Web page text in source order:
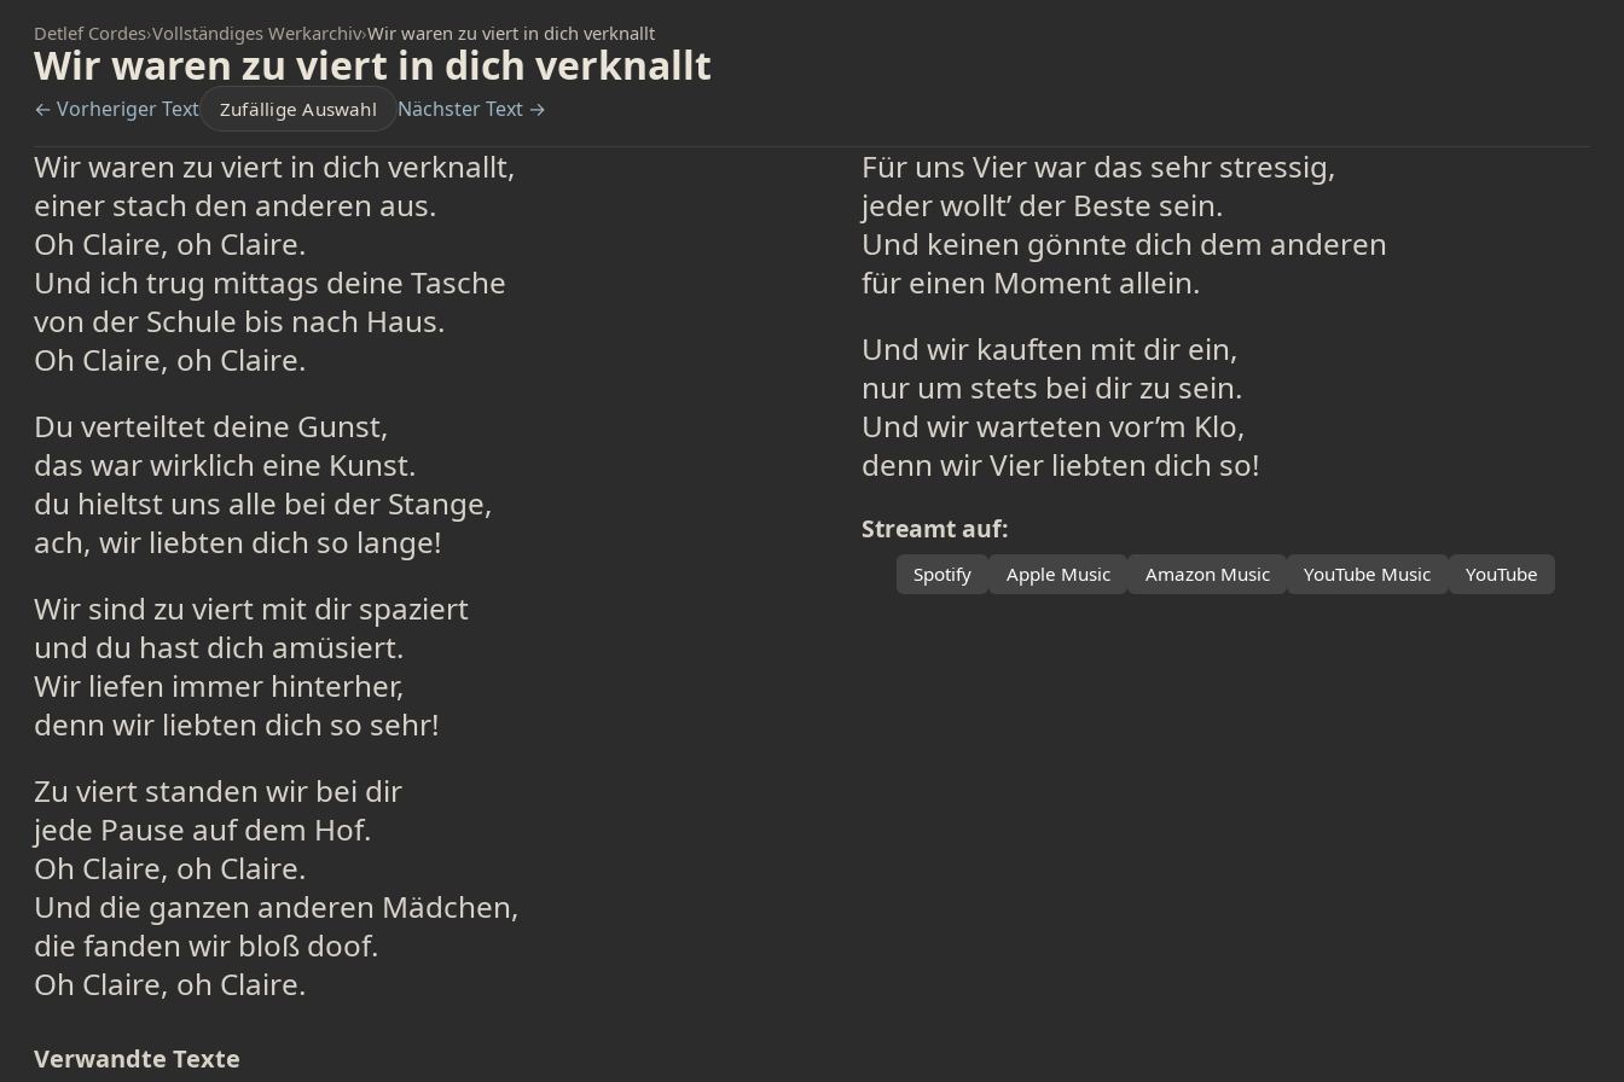
Detlef Cordes›Vollständiges Werkarchiv›Wir waren zu viert in dich verknallt
Wir waren zu viert in dich verknallt
← Vorheriger Text Zufällige Auswahl Nächster Text →
Wir waren zu viert in dich verknallt,
einer stach den anderen aus.
Oh Claire, oh Claire.
Und ich trug mittags deine Tasche
von der Schule bis nach Haus.
Oh Claire, oh Claire.
Du verteiltet deine Gunst,
das war wirklich eine Kunst.
du hieltst uns alle bei der Stange,
ach, wir liebten dich so lange!
Wir sind zu viert mit dir spaziert
und du hast dich amüsiert.
Wir liefen immer hinterher,
denn wir liebten dich so sehr!
Zu viert standen wir bei dir
jede Pause auf dem Hof.
Oh Claire, oh Claire.
Und die ganzen anderen Mädchen,
die fanden wir bloß doof.
Oh Claire, oh Claire.
Für uns Vier war das sehr stressig,
jeder wollt’ der Beste sein.
Und keinen gönnte dich dem anderen
für einen Moment allein.
Und wir kauften mit dir ein,
nur um stets bei dir zu sein.
Und wir warteten vor’m Klo,
denn wir Vier liebten dich so!
Streamt auf:
Spotify Apple Music Amazon Music YouTube Music YouTube
Verwandte Texte